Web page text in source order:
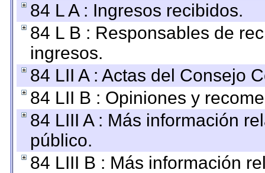
84 L A : Ingresos recibidos.
84 L B : Responsables de
ingresos.
84 LII A : Actas del Consejo
84 LII B : Opiniones y
84 LIII A : Más información
público.
84 LIII B : Más información